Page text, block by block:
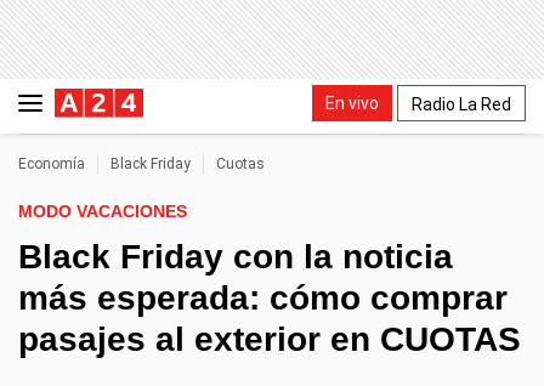
En vivo Radio La Red
Economía Black Friday Cuotas
MODO VACACIONES
Black Friday con la noticia
más esperada: cómo comprar
pasajes al exterior en CUOTAS